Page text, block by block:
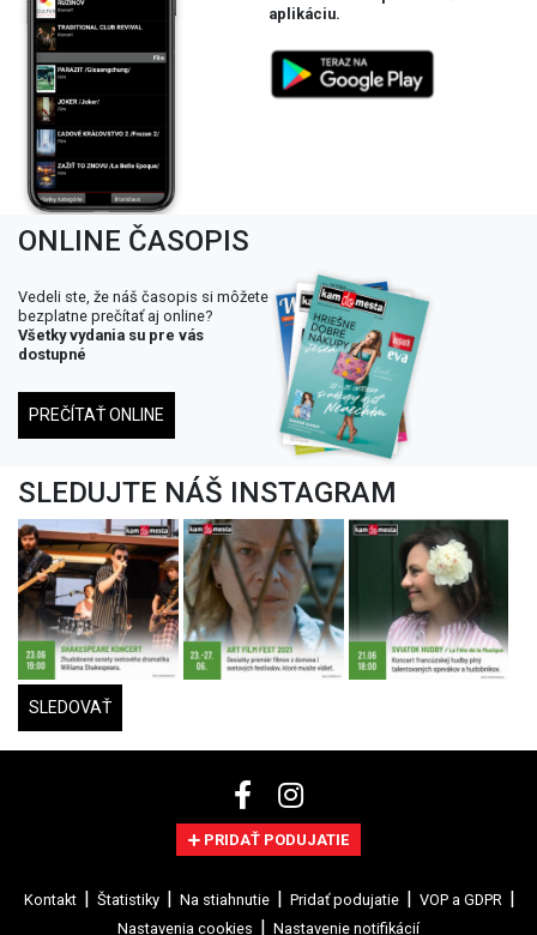
aplikáciu.
ONLINE ČASOPIS
Vedeli ste, že náš časopis si môžete
bezplatne prečítať aj online?
Všetky vydania su pre vás
dostupné
PREČÍTAŤ ONLINE
SLEDUJTE NÁŠ INSTAGRAM
SLEDOVAŤ
PRIDAŤ PODUJATIE
Kontakt Štatistiky Na stiahnutie Pridať podujatie
VOP a GDPR
Nastavenia cookies
Nastavenie notifikácií